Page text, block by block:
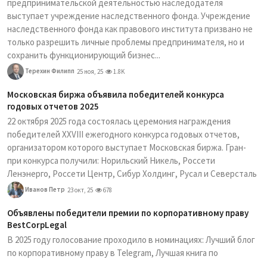
предпринимательской деятельностью наследодателя
выступает учреждение наследственного фонда. Учреждение
наследственного фонда как правового института призвано не
только разрешить личные проблемы предпринимателя, но и
сохранить функционирующий бизнес...
Терехин Филипп 25 ноя, 25 1.8K
Московская биржа объявила победителей конкурса
годовых отчетов 2025
22 октября 2025 года состоялась церемония награждения
победителей XXVIII ежегодного конкурса годовых отчетов,
организатором которого выступает Московская биржа. Гран-
при конкурса получили: Норильский Никель, Россети
Ленэнерго, Россети Центр, Сибур Холдинг, Русал и Северсталь
Иванов Петр 23 окт, 25 678
Объявлены победители премии по корпоративному праву
BestCorpLegal
В 2025 году голосование проходило в номинациях: Лучший блог
по корпоративному праву в Telegram, Лучшая книга по